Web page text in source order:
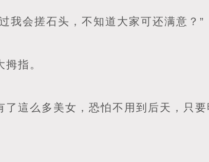
我会搓石头，不知道大家可还满意？”
指。
了這么多美女，恐怕不用到后天，只